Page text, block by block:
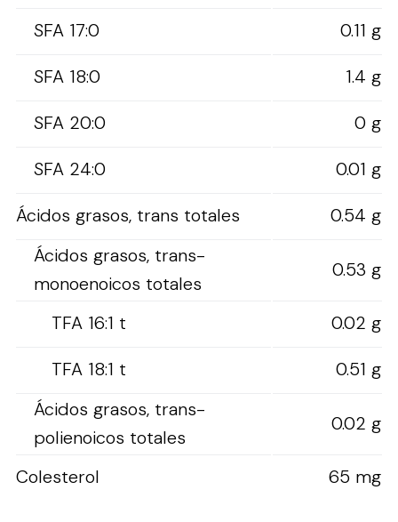
SFA 17:0
0.11 g
SFA 18:0
1.4 g
SFA 20:0
0 g
SFA 24:0
0.01 g
Ácidos grasos, trans totales
0.54 g
Ácidos grasos, trans-
monoenoicos totales
0.53 g
TFA 16:1 t
0.02 g
TFA 18:1 t
0.51 g
Ácidos grasos, trans-
polienoicos totales
0.02 g
Colesterol 65 mg